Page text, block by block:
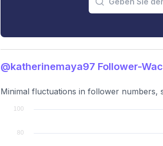
@katherinemaya97 Follower-
Minimal fluctuations in follower numbers,